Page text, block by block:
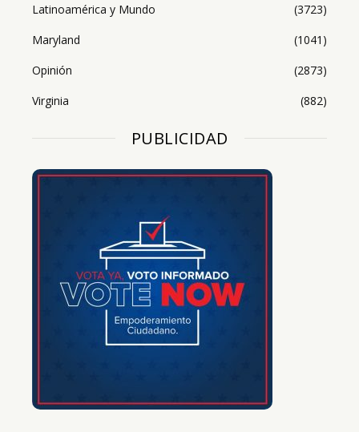
Latinoamérica y Mundo
(3723)
Maryland
(1041)
Opinión
(2873)
Virginia
(882)
PUBLICIDAD